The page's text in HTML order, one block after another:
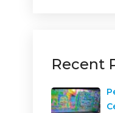
Recent